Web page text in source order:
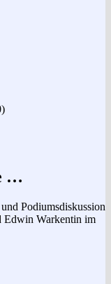
…
Podiumsdiskussion
Edwin Warkentin im